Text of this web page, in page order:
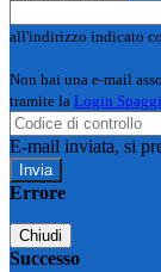
all'indirizzo indicato
Non hai una e-mail
tramite la Login
E-mail inviata, si
Errore
Chiudi
Successo